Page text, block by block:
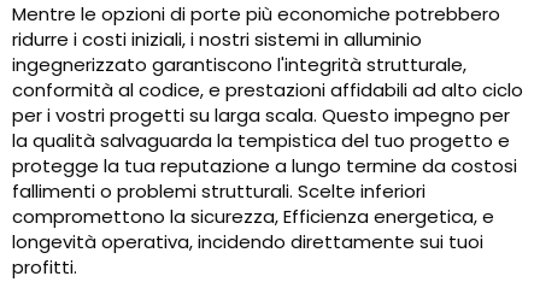
Mentre le opzioni di porte più economiche potrebbero
ridurre i costi iniziali, i nostri sistemi in alluminio
ingegnerizzato garantiscono l'integrità strutturale,
conformità al codice, e prestazioni affidabili ad alto ciclo
per i vostri progetti su larga scala. Questo impegno per
la qualità salvaguarda la tempistica del tuo progetto e
protegge la tua reputazione a lungo termine da costosi
fallimenti o problemi strutturali. Scelte inferiori
compromettono la sicurezza, Efficienza energetica, e
longevità operativa, incidendo direttamente sui tuoi
profitti.